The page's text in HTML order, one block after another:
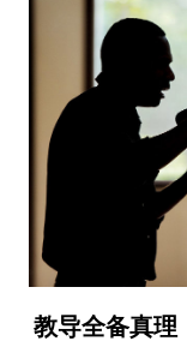
教导全备真理